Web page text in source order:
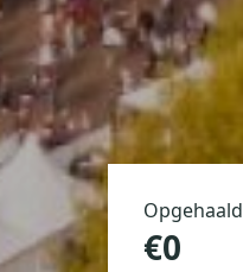
Opgehaald
€0